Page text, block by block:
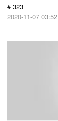
# 323
2020-11-07 03:52